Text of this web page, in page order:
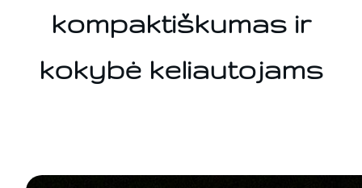
kompaktiškumas ir
kokybė keliautojams